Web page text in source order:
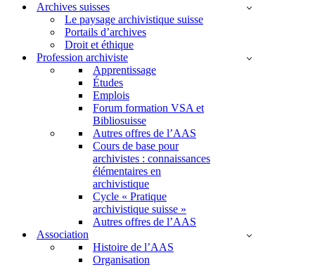
Archives suisses
Le paysage archivistique suisse
Portails d’archives
Droit et éthique
Profession archiviste
Apprentissage
Études
Emplois
Forum formation VSA et
Bibliosuisse
Autres offres de l’AAS
Cours de base pour
archivistes : connaissances
élémentaires en
archivistique
Cycle « Pratique
archivistique suisse »
Autres offres de l’AAS
Association
Histoire de l’AAS
Organisation